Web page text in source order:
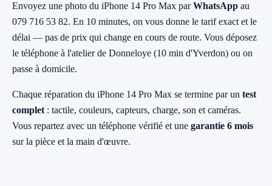
Envoyez une photo du iPhone 14 Pro Max parWhatsApp au
079 716 53 82. En 10 minutes, on vous donne le tarif exact et le
délai — pas de prix qui change en cours de route. Vous déposez
le téléphone à l'atelier de Donneloye (10 min d'Yverdon) ou on
passe à domicile.
Chaque réparation du iPhone 14 Pro Max se termine par un test
complet : tactile, couleurs, capteurs, charge, son et caméras.
Vous repartez avec un téléphone vérifié et une garantie 6 mois
sur la pièce et la main d'œuvre.